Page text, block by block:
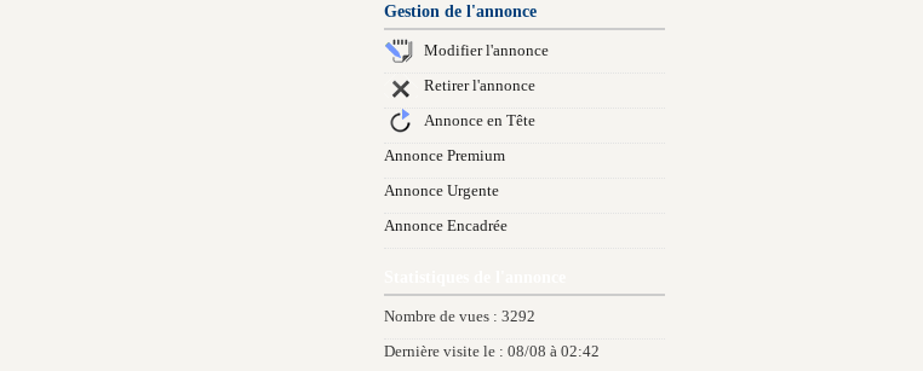
Gestion de l'annonce
Modifier l'annonce
Retirer l'annonce
Annonce en Tête
Annonce Premium
Annonce Urgente
Annonce Encadrée
Nombre de vues : 3292
Dernière visite le : 08/08 à 02:42